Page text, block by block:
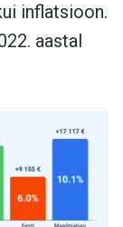
inflatsioon.
aastal